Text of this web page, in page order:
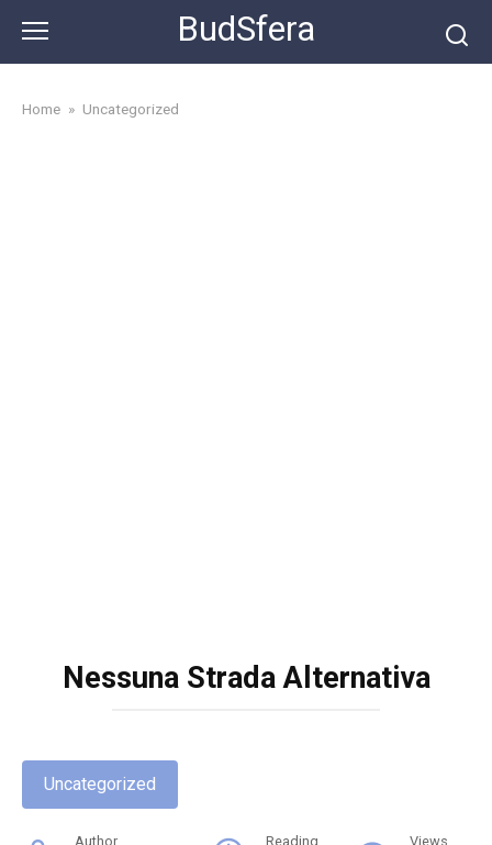
content
BudSfera
Home » Uncategorized
Nessuna Strada Alternativa
Uncategorized
Author Reading Views